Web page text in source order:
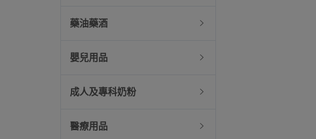
藥油藥酒
嬰兒用品
成人及專科奶粉
醫療用品